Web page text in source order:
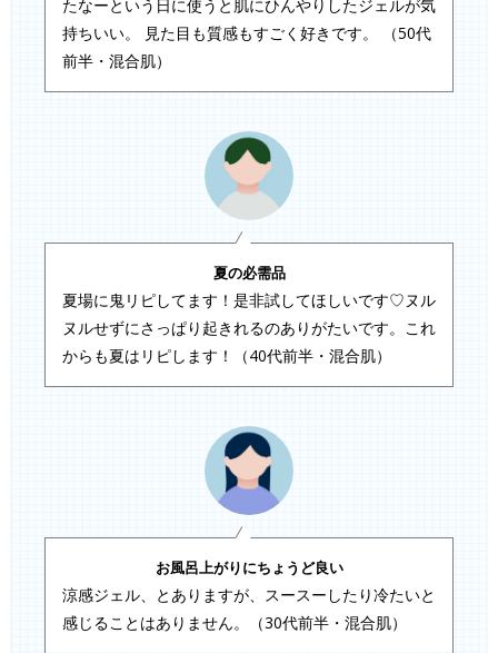
たなーという日に使うと肌にひんやりしたジェルが気
持ちいい。 見た目も質感もすごく好きです。 （50代
前半・混合肌）
夏の必需品
夏場に鬼リピしてます！是非試してほしいです♡ヌル
ヌルせずにさっぱり起きれるのありがたいです。これ
からも夏はリピします！（40代前半・混合肌）
お風呂上がりにちょうど良い
涼感ジェル、とありますが、スースーしたり冷たいと
感じることはありません。（30代前半・混合肌）